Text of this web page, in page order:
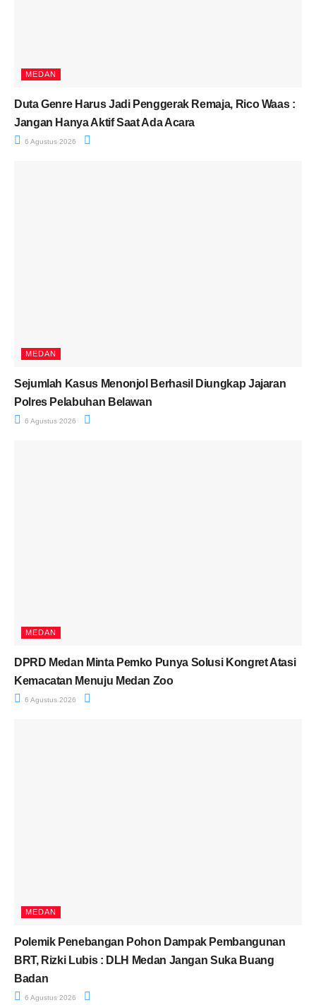
MEDAN
Duta Genre Harus Jadi Penggerak Remaja, Rico Waas :
Jangan Hanya Aktif Saat Ada Acara
6 Agustus 2026
MEDAN
Sejumlah Kasus Menonjol Berhasil Diungkap Jajaran
Polres Pelabuhan Belawan
6 Agustus 2026
MEDAN
DPRD Medan Minta Pemko Punya Solusi Kongret Atasi
Kemacatan Menuju Medan Zoo
6 Agustus 2026
MEDAN
Polemik Penebangan Pohon Dampak Pembangunan
BRT, Rizki Lubis : DLH Medan Jangan Suka Buang
Badan
6 Agustus 2026